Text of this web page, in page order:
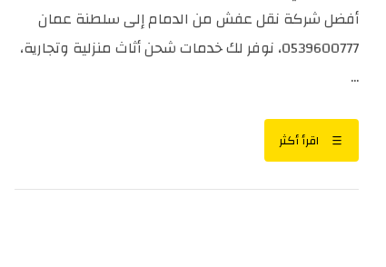
أفضل شركة نقل عفش من الدمام إلى سلطنة عمان
0539600777، نوفر لك خدمات شحن أثاث منزلية وتجارية،
...
اقرأ أكثر